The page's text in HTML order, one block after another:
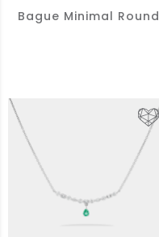
Bague Minimal Round